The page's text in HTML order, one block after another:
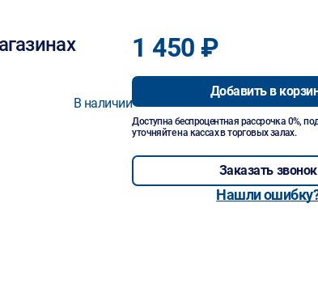
В наличии
1 450 ₽
Добавить в
Доступна беспроцентная рассрочка 0%,
уточняйте на кассах в торговых залах.
Заказать звонок
Нашли